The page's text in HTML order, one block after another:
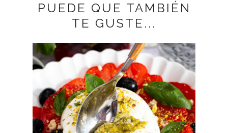
PUEDE QUE TAMBIÉN
TE GUSTE...